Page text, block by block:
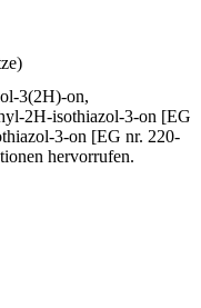
3(2H)-on,
2H-isothiazol-3-on [EG
3-on [EG nr. 220-
hervorrufen.